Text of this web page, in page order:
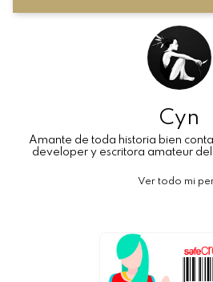
Cyn
Amante de toda historia bien
developer y escritora amateur
Ver todo mi